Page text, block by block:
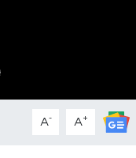
A- A+